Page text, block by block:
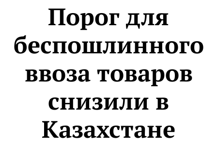
Порог для
беспошлинного
ввоза товаров
снизили в
Казахстане